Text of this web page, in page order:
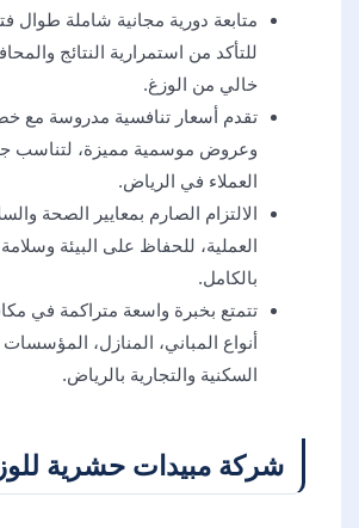
متابعة دورية مجانية شاملة طوال
للتأكد من استمرارية النتائج
خالي من الوزغ.
تقدم أسعار تنافسية مدروسة مع
وعروض موسمية مميزة، لتناسب
العملاء في الرياض.
الالتزام الصارم بمعايير الصحة
العملية، للحفاظ على البيئة
بالكامل.
تتمتع بخبرة واسعة متراكمة في
أنواع المباني، المنازل،
السكنية والتجارية بالرياض.
شركة مبيدات حشرية